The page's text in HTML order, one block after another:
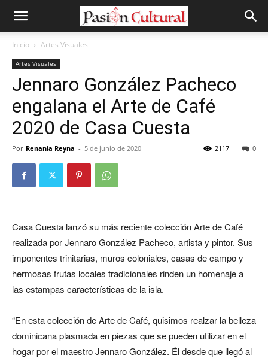
Inicio Artes Visuales
Artes Visuales
Jennaro González Pacheco
engalana el Arte de Café
2020 de Casa Cuesta
Por Renania Reyna - 5 de junio de 2020 0
2117
Casa Cuesta lanzó su más reciente colección Arte de Café
realizada por Jennaro González Pacheco, artista y pintor. Sus
imponentes trinitarias, muros coloniales, casas de campo y
hermosas frutas locales tradicionales rinden un homenaje a
las estampas características de la isla.
“En esta colección de Arte de Café, quisimos realzar la belleza
dominicana plasmada en piezas que se pueden utilizar en el
hogar por el maestro Jennaro González. Él desde que llegó al